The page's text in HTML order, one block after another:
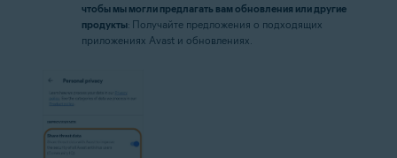
чтобы мы могли предлагать вам обновления или другие
продукты: Получайте предложения о подходящих
приложениях Avast и обновлениях.